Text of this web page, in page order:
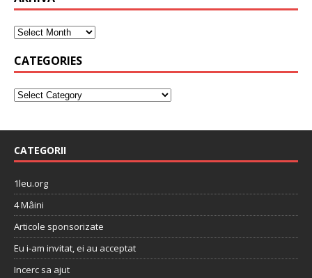
CATEGORIES
CATEGORII
1leu.org
4 Mâini
Articole sponsorizate
Eu i-am invitat, ei au acceptat
Incerc sa ajut